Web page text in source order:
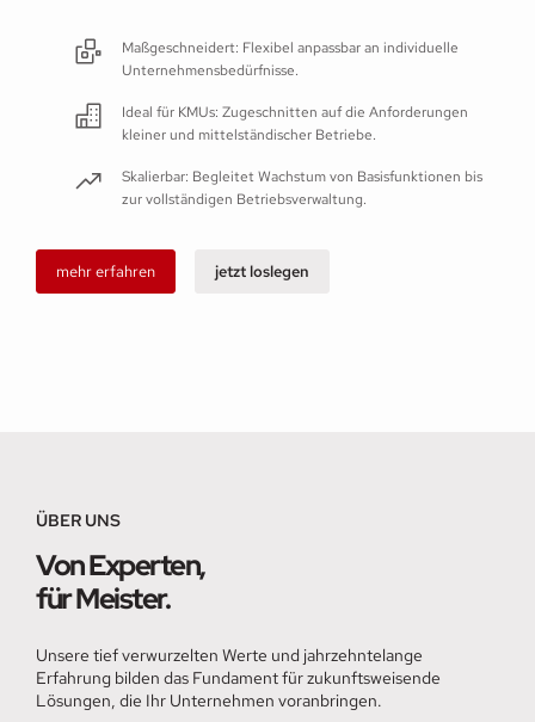
Maßgeschneidert: Flexibel anpassbar an individuelle
Unternehmensbedürfnisse.
Ideal für KMUs: Zugeschnitten auf die Anforderungen
kleiner und mittelständischer Betriebe.
Skalierbar: Begleitet Wachstum von Basisfunktionen bis
zur vollständigen Betriebsverwaltung.
mehr erfahren jetzt loslegen
ÜBER UNS
Von Experten,
für Meister.
Unsere tief verwurzelten Werte und jahrzehntelange
Erfahrung bilden das Fundament für zukunftsweisende
Lösungen, die Ihr Unternehmen voranbringen.